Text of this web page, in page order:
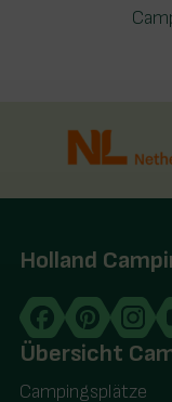
Holland
Übersicht
Campingsplätze